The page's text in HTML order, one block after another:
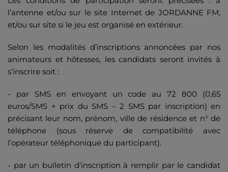
l’antenne et/ou sur le site Internet de JORDANNE FM,
et/ou sur site si le jeu est organisé en extérieur.
Selon les modalités d’inscriptions annoncées par nos
animateurs et hôtesses, les candidats seront invités à
s’inscrire soit :
- par SMS en envoyant un code au 72 800 (0,65
euros/SMS + prix du SMS – 2 SMS par inscription) en
précisant leur nom, prénom, ville de résidence et n° de
téléphone (sous réserve de compatibilité avec
l’opérateur téléphonique du participant).
- par un bulletin d’inscription à remplir par le candidat